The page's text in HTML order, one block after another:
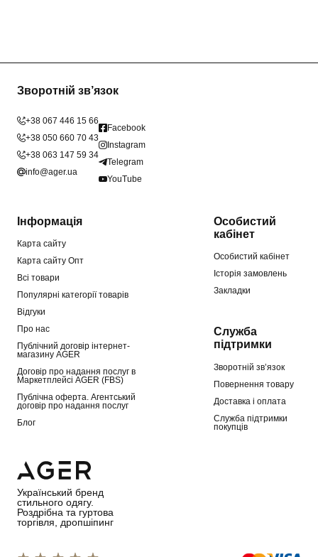
Зворотній зв’язок
+38 067 446 15 66
+38 050 660 70 43
+38 063 147 59 34
info@ager.ua
Facebook
Instagram
Telegram
YouTube
Інформація
Карта сайту
Карта сайту Опт
Всі товари
Популярні категорії товарів
Відгуки
Про нас
Публічний договір інтернет-
магазину AGER
Договір про надання послуг в
Маркетплейсі AGER (FBS)
Публічна оферта. Агентський
договір про надання послуг
Блог
Особистий
кабінет
Особистий кабінет
Історія замовлень
Закладки
Служба
підтримки
Зворотній зв’язок
Повернення товару
Доставка і оплата
Служба підтримки
покупців
Український бренд
стильного одягу.
Роздрібна та гуртова
торгівля, дропшіпинг